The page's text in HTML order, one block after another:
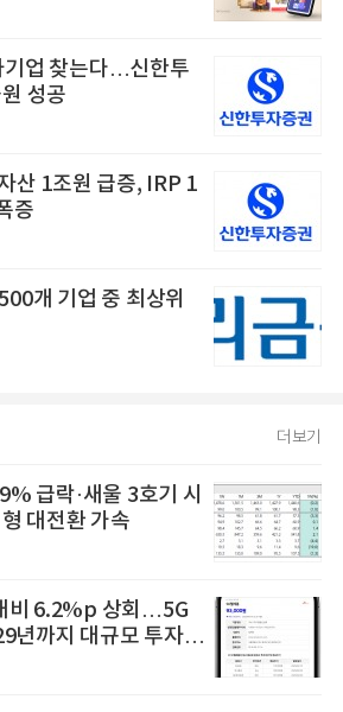
기업 찾는다…신한투
성공
산 1조원 급증, IRP 1
증
개 기업 중 최상위
더보기
급락·새울 3호기 시
대전환 가속
비 6.2%p 상회…5G
년까지 대규모 투자